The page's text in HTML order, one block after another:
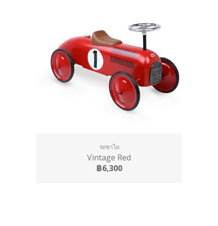
รถขาไถ
Vintage Red
฿6,300